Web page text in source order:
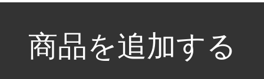
商品を追加する